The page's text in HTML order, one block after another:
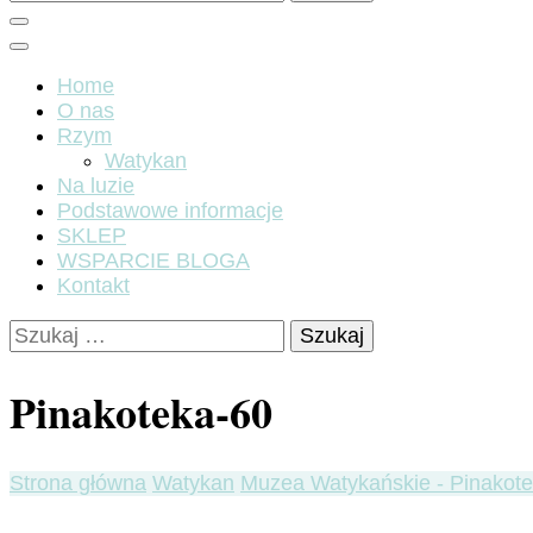
Home
O nas
Rzym
Watykan
Na luzie
Podstawowe informacje
SKLEP
WSPARCIE BLOGA
Kontakt
Szukaj:
Pinakoteka-60
Strona główna Watykan Muzea Watykańskie -